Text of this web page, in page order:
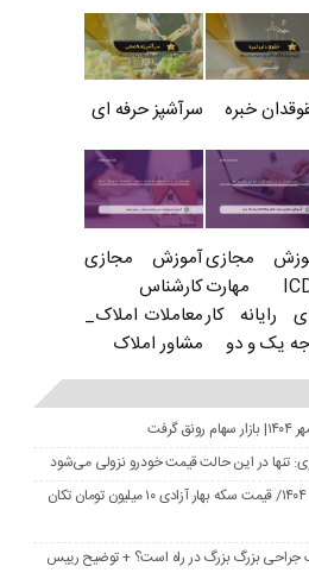
خبره سرآشپز حرفه ای
مجازی
ICDL مهارت
رایانه کار
یک و دو
آموزش مجازی
کارشناس
معاملات املاک_
مشاور املاک
تنها در این حالت قیمت خودرو نزولی می‌شود
قیمت جدید طلا و سکه ۱۲ مهرماه ۱۴۰۴/ قیمت سکه بهار آزادی ۱۰ میلیون تومان تکان
جراحی بزرگ بزرگ در راه است؟ + توضیح رییس